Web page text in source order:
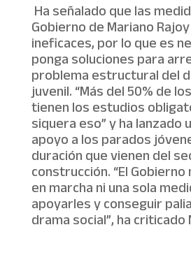
Ha señalado que las
Gobierno de Mariano
ineficaces, por lo que es
ponga soluciones para
problema estructural del
juvenil. “Más del 50% de
tienen los estudios
siquera eso” y ha lanzado
apoyo a los parados
duración que vienen del
construcción. “El
en marcha ni una sola
apoyarles y conseguir
drama social”, ha criticado